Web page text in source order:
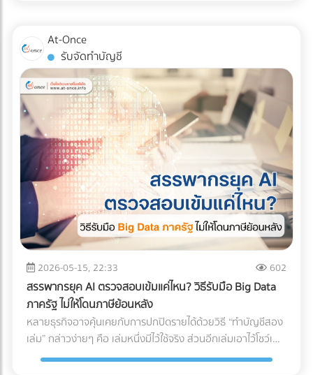
ส่วนอิเล็กทรอนิกส์ขนาดเล็ก, สินค้า E-Commerce, การย้าย
ออฟฟิศขนาดเล็ก, หรือการกระจายสินค้าเข้าสู่ตัวเมืองที่ซอย
แคบ 2. รถบรรทุก 6 ล้อ (ตู้ทึบ / คอก) รถระดับกลางที่เป็น "เดอะ
แบก" ของธุรกิจ SME รองรับน้ำหนักได้ประมาณ 5-7 ตัน ความ
ยาวกระบะมีตั้งแต่ 5-7 เมตร สามารถจัดเรียงสินค้าบนพาเลท
(Pallet) แล้วใช้โฟล์คลิฟต์ยกขึ้นได้อย่างเป็นระบบ ✅ สินค้าที่ตอบ
โจทย์: วัสดุก่อสร้างขนาดกลาง, เครื่องใช้ไฟฟ้าขนาดใหญ่, ยาง
รถยนต์, สินค้าเกษตรแปรรูป, หรือการขนย้ายเครื่องจักรโรงงาน
ขนาดกลาง 3. รถบรรทุก 10 ล้อ พี่ใหญ่แห่งวงการโลจิสติกส์ทาง
บก โครงสร้างแชสซี (Chassis) แข็งแกร่ง บรรทุกน้ำหนักได้สูงสุด
ถึง 15 ตัน (ตามกฎหมายกำหนด) วิ่งทำความเร็วทางไกลข้าม
จังหวัดได้ดีเยี่ยม ✅ สินค้าที่ตอบโจทย์: สินค้าเกษตรกรรมล็อต
ใหญ่ (ข้าวสาร, น้ำตาล), วัสดุก่อสร้างหนัก (เหล็กเส้น,
ปูนซีเมนต์), สินค้าอุตสาหกรรมหนัก, และเครื่องจักรขนาดใหญ่ 4.
รถบรรทุกควบคุมอุณหภูมิ (Cold Chain Truck) รถที่ออกแบบมา
พิเศษพร้อมเครื่องทำความเย็น สามารถปรับอุณหภูมิได้ตั้งแต่
โหมดแช่เย็น (Chilled) ไปจนถึงแช่แข็ง (Frozen) เพื่อรักษาความ
สดใหม่และคุณภาพของสินค้าตลอดเส้นทาง ✅ สินค้าที่ตอบ
โจทย์: อาหารทะเล, เนื้อสัตว์สด, ผักผลไม้ส่งออก, ยารักษาโรค,
วัคซีน, และเครื่องสำอางบางชนิดที่ไวต่อความร้อน 5. รถหัวลาก
ของคุณทุกเดือน บทความนี้จะพาเจาะลึกรูปแบบ Layout คลัง
สินค้า 3 สไตล์ที่ได้รับความนิยมมากที่สุดในระดับสากล เพื่อให้คุณ
ตัดสินใจได้ว่า... รูปแบบไหนที่จะช่วยรีดประสิทธิภาพการทำงาน
และเหมาะกับธุรกิจของคุณที่สุด! ทำไมการออกแบบ Layout คลัง
สินค้าถึงเป็นเรื่อง "ชี้เป็นชี้ตาย" ? ก่อนจะไปดูรูปแบบ เราต้อง
เข้าใจก่อนว่าเป้าหมายของการจัด Layout ที่ดีคือการสร้าง
Workflow ที่ลื่นไหลที่สุด ตั้งแต่ของมาส่ง (Receiving) ไปจนถึง
ของออกจากคลัง (Shipping) การออกแบบที่ดีจะช่วยคุณแก้
ปัญหาเหล่านี้: ลดคอขวด (Bottleneck): รถโฟล์คลิฟต์และ
พนักงานไม่ต้องรอคิว หรือวิ่งสวนทางกันในทางเดินแคบๆ เพิ่ม
ความรวดเร็วในการเบิกจ่าย (Picking Speed): สินค้าขายดีอยู่
ใกล้ สินค้าเคลื่อนไหวช้าอยู่ไกล ช่วยลดระยะเวลาการเดินหาของ
เพิ่มความปลอดภัย: ลดอุบัติเหตุระหว่างเครื่องจักรและมนุษย์
เจาะลึก 3 รูปแบบ Layout คลังสินค้ายอดฮิต การเลือกรูปแบบผัง
คลังสินค้า จะขึ้นอยู่กับรูปทรงของอาคาร ลักษณะสินค้า และ
กระแสการไหลของงาน (Flow) เป็นหลัก ดังนี้ครับ: 1. รูปแบบตัว
U (U-Shaped Layout) นี่คือรูปแบบที่ได้รับความนิยม "สูงที่สุด"
ในวงการโลจิสติกส์ จุดเด่นคือจุดรับสินค้าเข้า (Receiving) และจุด
จ่ายสินค้าออก (Shipping) จะอยู่ฝั่งเดียวกันของอาคาร โดย
กระแสการทำงานจะไหลเป็นรูปตัว U ตั้งแต่การรับของ เก็บเข้าชั้น
At-Once
รับจัดทำบัญชี
2026-05-15, 22:33 602
สรรพากรยุค AI ตรวจสอบเข้มแค่ไหน? วิธีรับมือ Big Data
ภาครัฐ ไม่ให้โดนภาษีย้อนหลัง
หลายธุรกิจอาจคุ้นเคยกับการปกปิดรายได้ด้วยวิธี “ทำบัญชีสอง
เล่ม” กล่าวง่ายๆ คือ เล่มหนึ่งมีไว้ใช้จริง ส่วนอีกเล่มเอาไว้โชว์เพื่อ
เลี่ยงการเสียภาษี แต่ปัจจุบันวิธีนี้ทำได้ยากขึ้นมากในยุคที่กรม